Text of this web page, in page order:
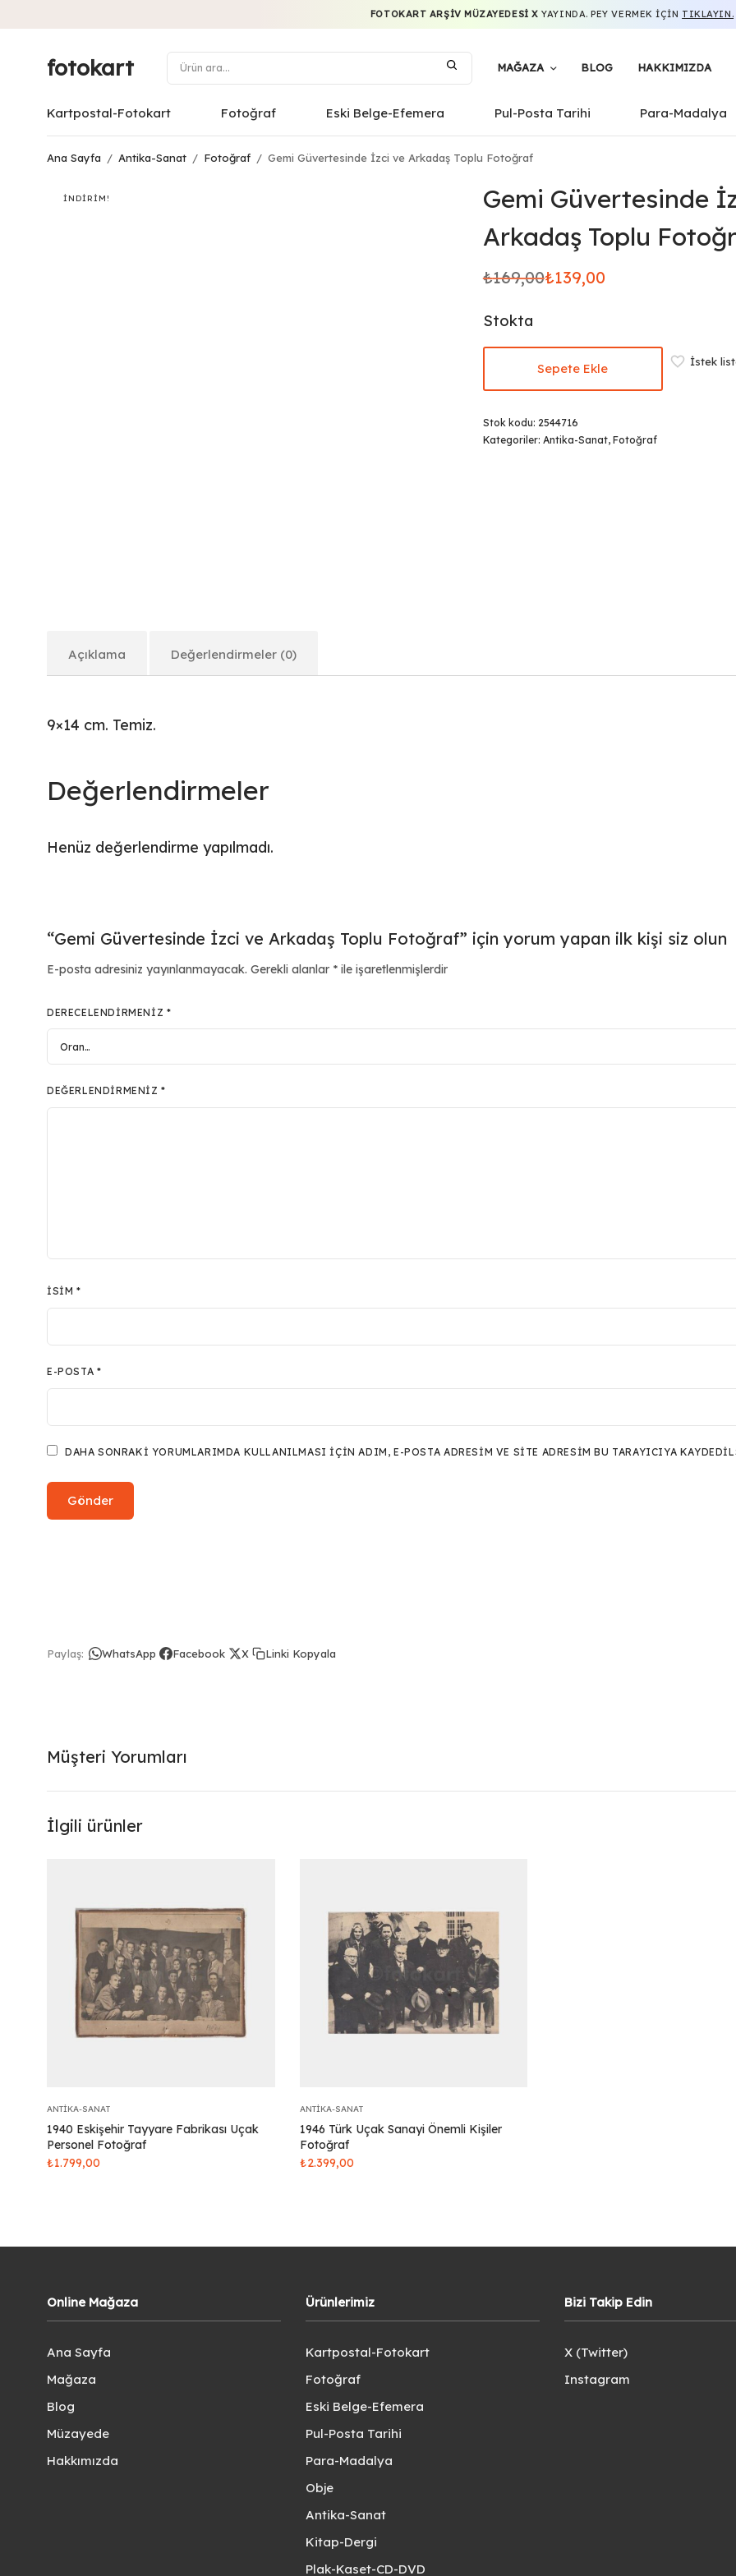
FOTOKART ARŞIV MÜZAYEDESI X YAYINDA. PEY VERMEK IÇIN TIKLAYIN.
fotokart MAĞAZA BLOG HAKKIMIZDA
Kartpostal-Fotokart Fotoğraf Eski Belge-Efemera Pul-Posta Tarihi Para-Madalya
Ana Sayfa / Antika-Sanat / Fotoğraf / Gemi Güvertesinde İzci ve Arkadaş Toplu Fotoğraf
İNDIRIM!
Gemi Güvertesinde
Arkadaş Toplu
₺169,00
Orijinal
₺169,00.
₺139,00
Şu
fiyat:
₺139,00.
Stokta
Sepete Ekle İstek
Stok kodu: 2544716
Kategoriler: Antika-Sanat, Fotoğraf
Açıklama Değerlendirmeler (0)
9×14 cm. Temiz.
Değerlendirmeler
Henüz değerlendirme yapılmadı.
“Gemi Güvertesinde İzci ve Arkadaş Toplu Fotoğraf” için yorum yapan ilk kişi siz olun
E-posta adresiniz yayınlanmayacak. Gerekli alanlar * ile işaretlenmişlerdir
DERECELENDIRMENIZ *
DEĞERLENDIRMENIZ*
İSIM*
E-POSTA *
DAHA SONRAKI YORUMLARIMDA KULLANILMASI IÇIN ADIM, E-POSTA ADRESIM VE SITE ADRESIM BU TARAYICIYA
Paylaş: WhatsApp Facebook X Linki Kopyala
Müşteri Yorumları
İlgili ürünler
ANTIKA-SANAT
1940 Eskişehir Tayyare Fabrikası Uçak
Personel Fotoğraf
₺1.799,00
ANTIKA-SANAT
1946 Türk Uçak Sanayi Önemli Kişiler
Fotoğraf
₺2.399,00
Online Mağaza
Ana Sayfa
Mağaza
Blog
Müzayede
Hakkımızda
Ürünlerimiz
Kartpostal-Fotokart
Fotoğraf
Eski Belge-Efemera
Pul-Posta Tarihi
Para-Madalya
Obje
Antika-Sanat
Kitap-Dergi
Plak-Kaset-CD-DVD
Bizi Takip Edin
X (Twitter)
Instagram